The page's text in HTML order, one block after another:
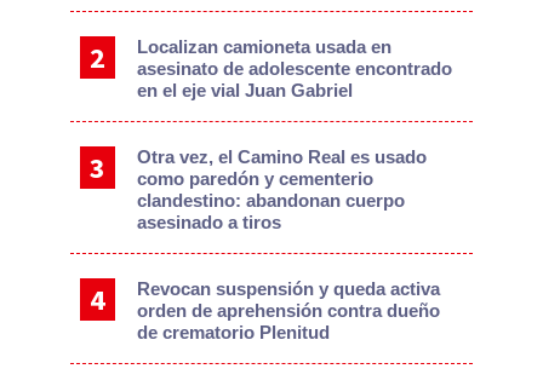
Localizan camioneta usada en
asesinato de adolescente encontrado
en el eje vial Juan Gabriel
Otra vez, el Camino Real es usado
como paredón y cementerio
clandestino: abandonan cuerpo
asesinado a tiros
Revocan suspensión y queda activa
orden de aprehensión contra dueño
de crematorio Plenitud